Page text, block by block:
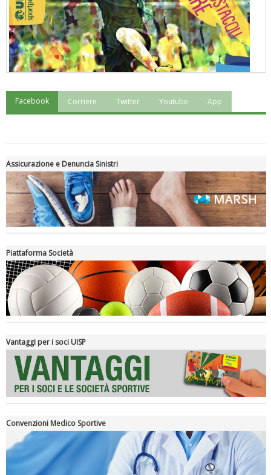
"Superare gli ostacoli": la relazione di Tiziano Pesce al CN Uisp
Luglio 2026: "Pensando con i piedi, si possono fare le
rivoluzioni"
Tiziano Pesce a Radio InBlu2000 traccia il bilancio della stagione
Facebook Corriere Twitter Youtube App
Assicurazione e Denuncia Sinistri
Piattaforma Società
Vantaggi per i soci UISP
Convenzioni Medico Sportive